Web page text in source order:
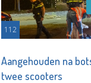
112
Aangehouden na
twee scooters